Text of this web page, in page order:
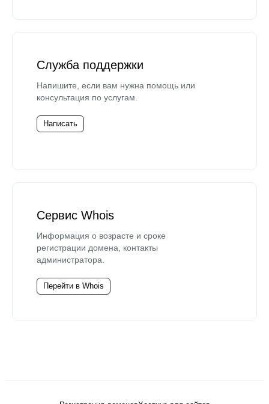
Служба поддержки
Напишите, если вам нужна помощь или
консультация по услугам.
Написать
Сервис Whois
Информация о возрасте и сроке
регистрации домена, контакты
администратора.
Перейти в Whois